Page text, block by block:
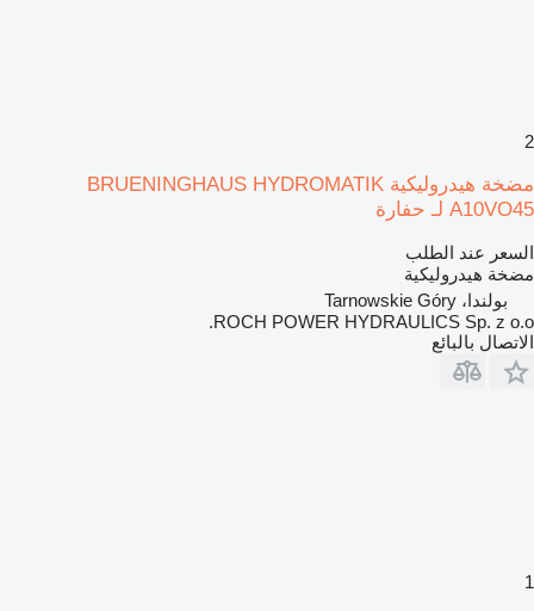
2
مضخة هيدروليكية BRUENINGHAUS HYDROMATIK
A10VO45 لـ حفارة
السعر عند الطلب
مضخة هيدروليكية
بولندا، Tarnowskie Góry
ROCH POWER HYDRAULICS Sp. z o.o.
الاتصال بالبائع
1